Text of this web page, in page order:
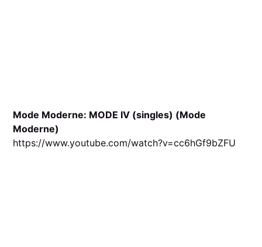
Mode Moderne: MODE IV (singles) (Mode
Moderne)
https://www.youtube.com/watch?v=cc6hGf9bZFU